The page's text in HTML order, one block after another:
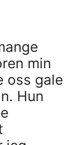
min
oss gale
Hun